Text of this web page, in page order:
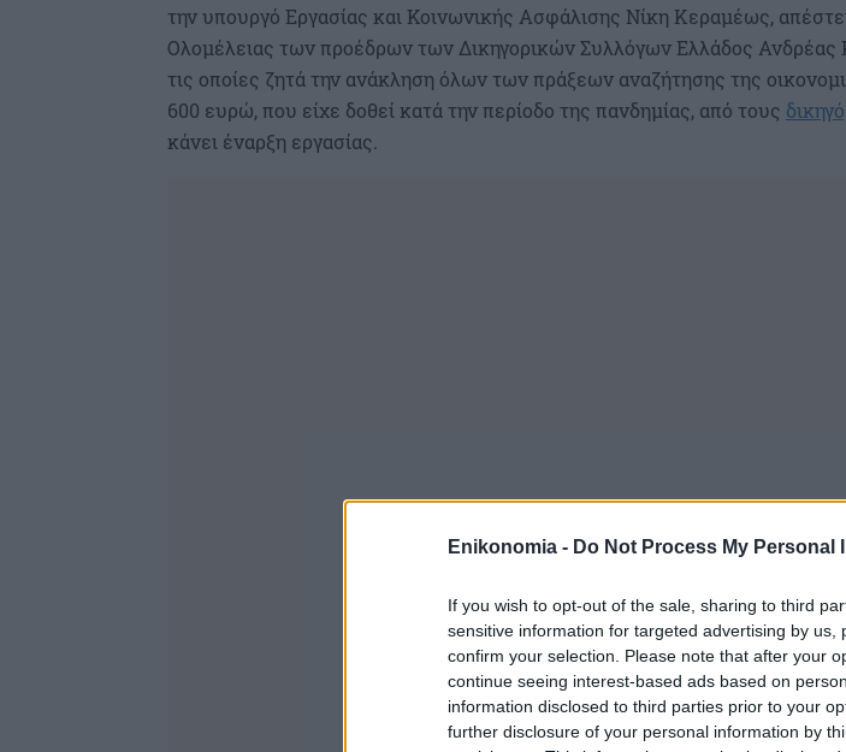
Enikonomia - Do Not Process My Personal
If you wish to opt-out of the sale, sharing to third
sensitive information for targeted advertising by
confirm your selection. Please note that after your
continue seeing interest-based ads based on
information disclosed to third parties prior to your
further disclosure of your personal information by
την υπουργό Εργασίας και Κοινωνικής Ασφάλισης Νίκη Κεραμέως,
Ολομέλειας των προέδρων των Δικηγορικών Συλλόγων Ελλάδος Ανδρέας
τις οποίες ζητά την ανάκληση όλων των πράξεων αναζήτησης της
600 ευρώ, που είχε δοθεί κατά την περίοδο της πανδημίας, από τους
κάνει έναρξη εργασίας.